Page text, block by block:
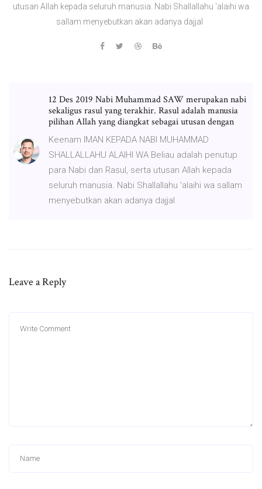
utusan Allah kepada seluruh manusia. Nabi Shallallahu 'alaihi wa
sallam menyebutkan akan adanya dajjal
12 Des 2019 Nabi Muhammad SAW merupakan nabi
sekaligus rasul yang terakhir. Rasul adalah manusia
pilihan Allah yang diangkat sebagai utusan dengan
Keenam IMAN KEPADA NABI MUHAMMAD
SHALLALLAHU ALAIHI WA Beliau adalah penutup
para Nabi dan Rasul, serta utusan Allah kepada
seluruh manusia. Nabi Shallallahu 'alaihi wa sallam
menyebutkan akan adanya dajjal
Leave a Reply